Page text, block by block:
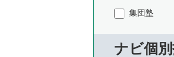
集団塾
ナビ個